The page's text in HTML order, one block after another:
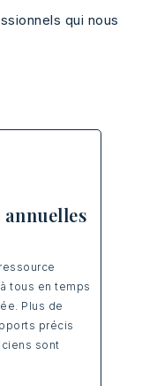
qui nous
tous en temps
Plus de
précis
sont